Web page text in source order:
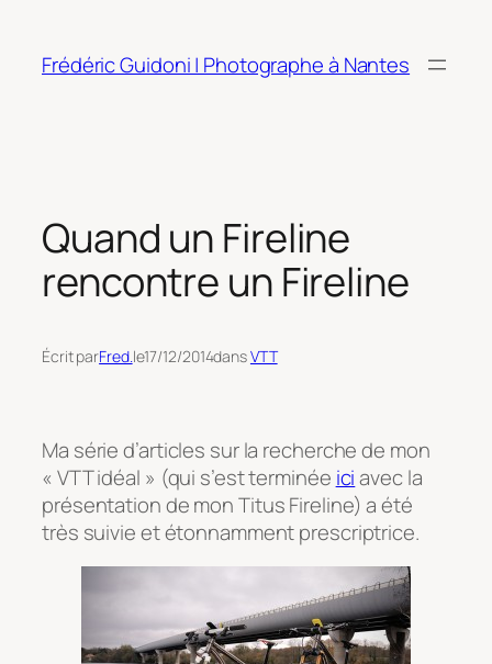
contenu
Frédéric Guidoni | Photographe à Nantes
Quand un Fireline
rencontre un Fireline
Écrit parFred.le17/12/2014dansVTT
Ma série d’articles sur la recherche de mon
« VTT idéal » (qui s’est terminée iciavec la
présentation de mon Titus Fireline) a été
très suivie et étonnamment prescriptrice.